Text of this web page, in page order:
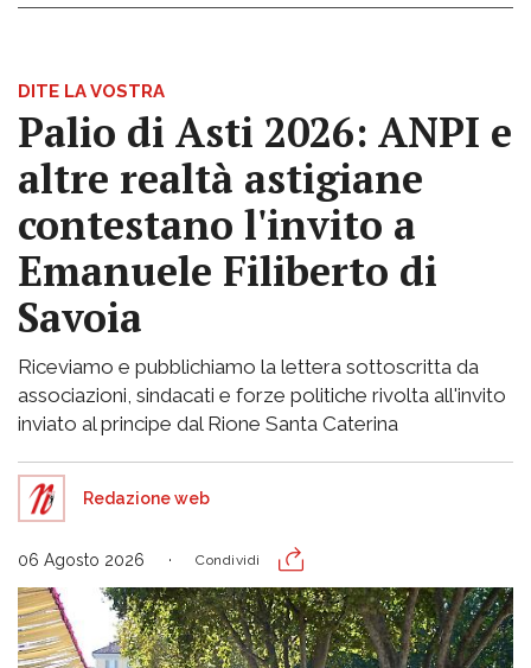
DITE LA VOSTRA
Palio di Asti 2026: ANPI e
altre realtà astigiane
contestano l'invito a
Emanuele Filiberto di
Savoia
Riceviamo e pubblichiamo la lettera sottoscritta da
associazioni, sindacati e forze politiche rivolta all'invito
inviato al principe dal Rione Santa Caterina
Redazione web
06 Agosto 2026 Condividi